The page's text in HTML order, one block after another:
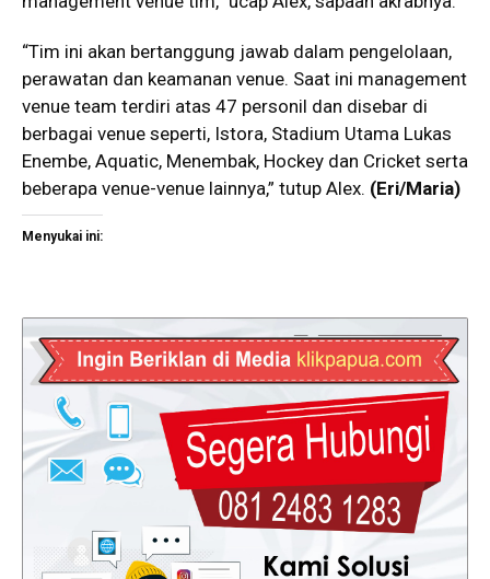
“Tim ini akan bertanggung jawab dalam pengelolaan,
perawatan dan keamanan venue. Saat ini management
venue team terdiri atas 47 personil dan disebar di
berbagai venue seperti, Istora, Stadium Utama Lukas
Enembe, Aquatic, Menembak, Hockey dan Cricket serta
beberapa venue-venue lainnya,” tutup Alex. (Eri/Maria)
Menyukai ini: